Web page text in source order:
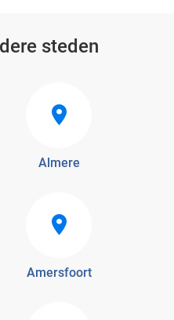
steden
Almere
Amersfoort